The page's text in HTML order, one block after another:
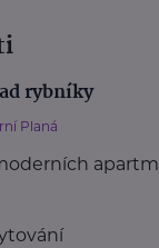
rybníky
Planá